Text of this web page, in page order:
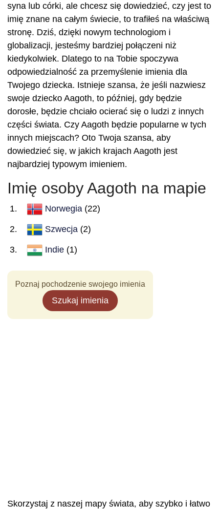
syna lub córki, ale chcesz się dowiedzieć, czy jest to
imię znane na całym świecie, to trafiłeś na właściwą
stronę. Dziś, dzięki nowym technologiom i
globalizacji, jesteśmy bardziej połączeni niż
kiedykolwiek. Dlatego to na Tobie spoczywa
odpowiedzialność za przemyślenie imienia dla
Twojego dziecka. Istnieje szansa, że jeśli nazwiesz
swoje dziecko Aagoth, to później, gdy będzie
dorosłe, będzie chciało ocierać się o ludzi z innych
części świata. Czy Aagoth będzie popularne w tych
innych miejscach? Oto Twoja szansa, aby
dowiedzieć się, w jakich krajach Aagoth jest
najbardziej typowym imieniem.
Imię osoby Aagoth na mapie
Norwegia (22)
Szwecja (2)
Indie (1)
Poznaj pochodzenie swojego imienia
Szukaj imienia
Skorzystaj z naszej mapy świata, aby szybko i łatwo